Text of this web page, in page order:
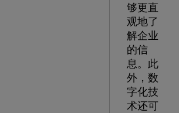
够更直
观地了
解企业
的信
息。此
外，数
字化技
术还可